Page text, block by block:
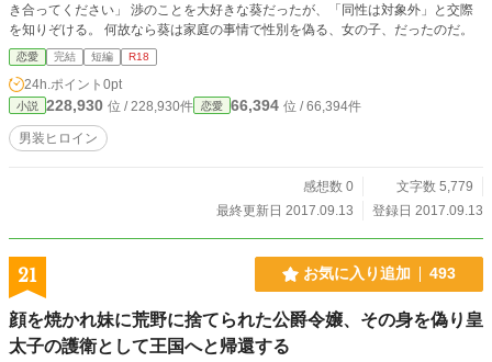
き合ってください」 渉のことを大好きな葵だったが、「同性は対象外」と交際
を知りぞける。 何故なら葵は家庭の事情で性別を偽る、女の子、だったのだ。
恋愛 完結 短編 R18
24h.ポイント 0pt
小説 228,930 位 / 228,930件 恋愛 66,394 位 / 66,394件
男装ヒロイン
感想数 0
文字数 5,779
最終更新日 2017.09.13
登録日 2017.09.13
21 お気に入り追加 493
顔を焼かれ妹に荒野に捨てられた公爵令嬢、その身を偽り皇
太子の護衛として王国へと帰還する